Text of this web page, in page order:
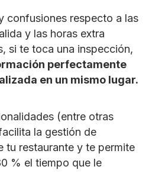
confusiones respecto a las
y las horas extra
si te toca una inspección,
perfectamente
en un mismo lugar.
(entre otras
la gestión de
tu restaurante y te permite
% el tiempo que le